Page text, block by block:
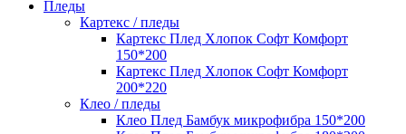
Пледы
Картекс / пледы
Картекс Плед Хлопок Софт Комфорт
150*200
Картекс Плед Хлопок Софт Комфорт
200*220
Клео / пледы
Клео Плед Бамбук микрофибра 150*200